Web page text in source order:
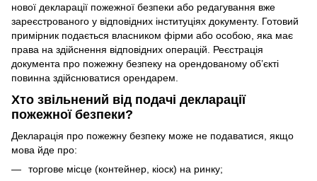
нової декларації пожежної безпеки або редагування вже
зареєстрованого у відповідних інституціях документу. Готовий
примірник подається власником фірми або особою, яка має
права на здійснення відповідних операцій. Реєстрація
документа про пожежну безпеку на орендованому об’єкті
повинна здійснюватися орендарем.
Хто звільнений від подачі декларації
пожежної безпеки?
Декларація про пожежну безпеку може не подаватися, якщо
мова йде про:
торгове місце (контейнер, кіоск) на ринку;